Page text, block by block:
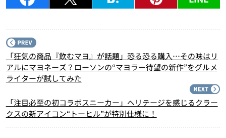
「狂気の商品『飲むマヨ』が話題」恐る恐る購入…その味はリ
アルにマヨネーズ？ローソンの“マヨラー待望の新作”をグルメ
ライターが試してみた
「注目必至の初コラボスニーカー」ヘリテージを感じるクラー
クスの新アイコン“トーヒル”が特別仕様に！